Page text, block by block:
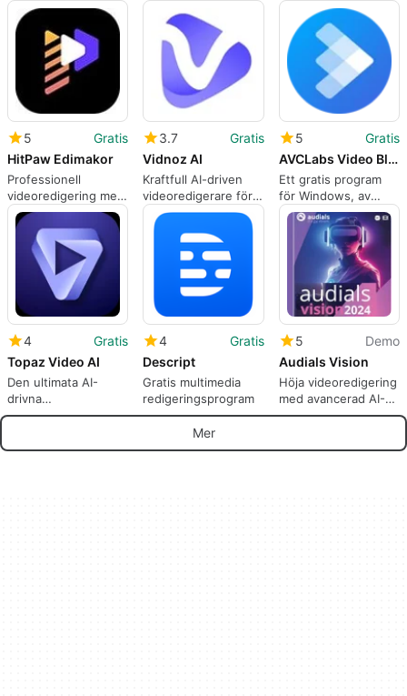
5
Gratis
HitPaw Edimakor
Professionell
videoredigering med
HitPaw Edimakor
3.7
Gratis
Vidnoz AI
Kraftfull AI-driven
videoredigerare för
alla
5
Gratis
AVCLabs Video Blur AI
Ett gratis program
för Windows, av
AVCLabs.
4
Gratis
Topaz Video AI
Den ultimata AI-
drivna
videoredigeraren
4
Gratis
Descript
Gratis multimedia
redigeringsprogram
5
Demo
Audials Vision
Höja videoredigering
med avancerad AI-
teknik
Mer